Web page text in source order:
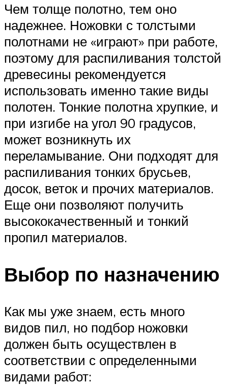
Чем толще полотно, тем оно
надежнее. Ножовки с толстыми
полотнами не «играют» при работе,
поэтому для распиливания толстой
древесины рекомендуется
использовать именно такие виды
полотен. Тонкие полотна хрупкие, и
при изгибе на угол 90 градусов,
может возникнуть их
переламывание. Они подходят для
распиливания тонких брусьев,
досок, веток и прочих материалов.
Еще они позволяют получить
высококачественный и тонкий
пропил материалов.
Выбор по назначению
Как мы уже знаем, есть много
видов пил, но подбор ножовки
должен быть осуществлен в
соответствии с определенными
видами работ: